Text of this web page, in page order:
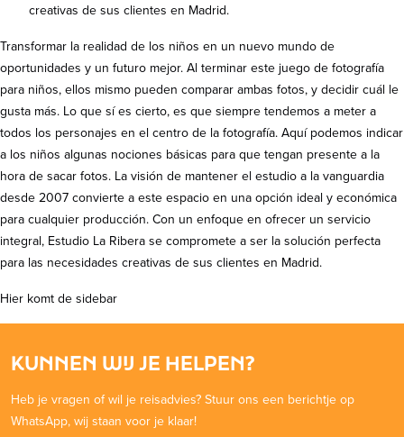
creativas de sus clientes en Madrid.
Transformar la realidad de los niños en un nuevo mundo de
oportunidades y un futuro mejor. Al terminar este juego de fotografía
para niños, ellos mismo pueden comparar ambas fotos, y decidir cuál le
gusta más. Lo que sí es cierto, es que siempre tendemos a meter a
todos los personajes en el centro de la fotografía. Aquí podemos indicar
a los niños algunas nociones básicas para que tengan presente a la
hora de sacar fotos. La visión de mantener el estudio a la vanguardia
desde 2007 convierte a este espacio en una opción ideal y económica
para cualquier producción. Con un enfoque en ofrecer un servicio
integral, Estudio La Ribera se compromete a ser la solución perfecta
para las necesidades creativas de sus clientes en Madrid.
Hier komt de sidebar
KUNNEN WIJ JE HELPEN?
Heb je vragen of wil je reisadvies? Stuur ons een berichtje op
WhatsApp, wij staan voor je klaar!